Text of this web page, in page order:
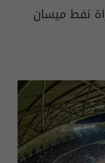
نفط ميسان